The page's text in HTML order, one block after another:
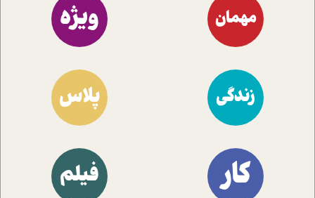
مهمان ویژه
زندگی پلاس
کار فیلم